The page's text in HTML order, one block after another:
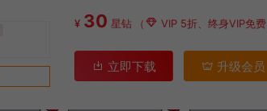
¥ 30 星钻 （ VIP 5折、终身VIP免费
立即下载 升级会员